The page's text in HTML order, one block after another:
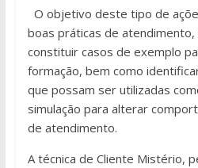
O objetivo deste tipo de
boas práticas de
constituir casos de exemplo
formação, bem como
que possam ser utilizadas
simulação para alterar
de atendimento.
A técnica de Cliente Mistério,